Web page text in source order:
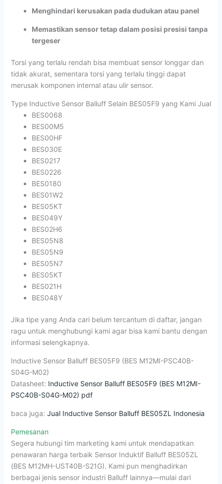
Menghindari kerusakan pada dudukan atau panel
Memastikan sensor tetap dalam posisi presisi tanpa
tergeser
Torsi yang terlalu rendah bisa membuat sensor longgar dan
tidak akurat, sementara torsi yang terlalu tinggi dapat
merusak komponen internal atau ulir sensor.
Type Inductive Sensor Balluff Selain BES05F9 yang Kami Jual
BES0068
BES00M5
BES00HF
BES030E
BES0217
BES0226
BES0180
BES01W2
BES05KT
BES049Y
BES02H6
BES05N8
BES05N9
BES05N7
BES05KT
BES021H
BES048Y
Jika tipe yang Anda cari belum tercantum di daftar, jangan
ragu untuk menghubungi kami agar bisa kami bantu dengan
informasi selengkapnya.
Inductive Sensor Balluff BES05F9 (BES M12MI-PSC40B-
S04G-M02)
Datasheet: Inductive Sensor Balluff BES05F9 (BES M12MI-
PSC40B-S04G-M02) pdf
baca juga: Jual Inductive Sensor Balluff BES05ZL Indonesia
Pemesanan
Segera hubungi tim marketing kami untuk mendapatkan
penawaran harga terbaik Sensor Induktif Balluff BES05ZL
(BES M12MH-UST40B-S21G). Kami pun menghadirkan
berbagai jenis sensor industri Balluff lainnya—mulai dari